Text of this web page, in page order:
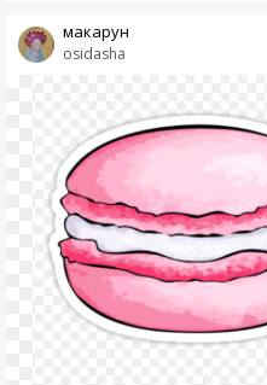
osidasha
макарун